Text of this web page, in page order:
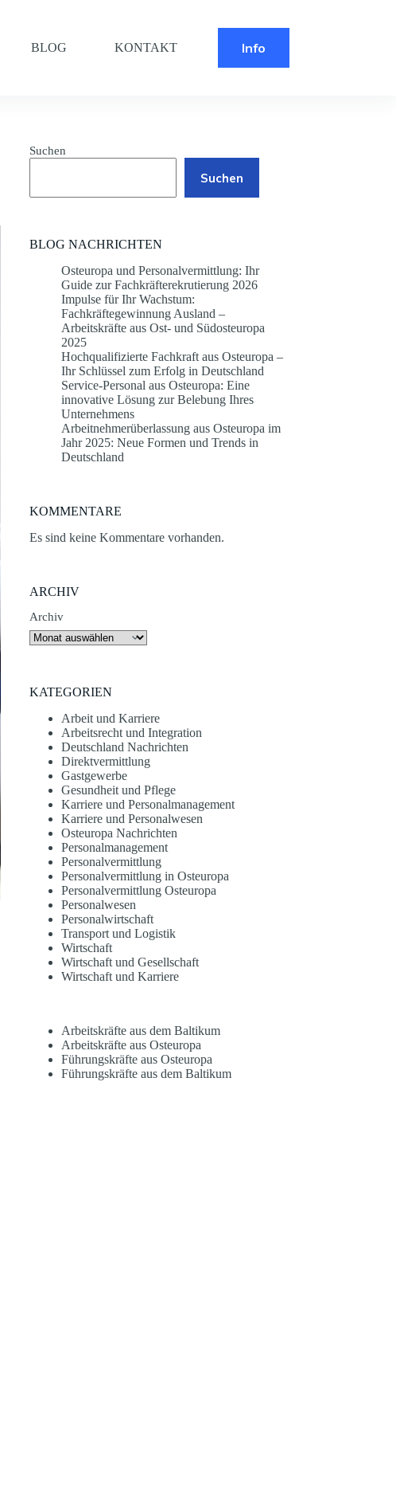
BLOG KONTAKT Info
Suchen
Suchen
BLOG NACHRICHTEN
Osteuropa und Personalvermittlung: Ihr
Guide zur Fachkräfterekrutierung 2026
Impulse für Ihr Wachstum:
Fachkräftegewinnung Ausland –
Arbeitskräfte aus Ost- und Südosteuropa
2025
Hochqualifizierte Fachkraft aus Osteuropa –
Ihr Schlüssel zum Erfolg in Deutschland
Service-Personal aus Osteuropa: Eine
innovative Lösung zur Belebung Ihres
Unternehmens
Arbeitnehmerüberlassung aus Osteuropa im
Jahr 2025: Neue Formen und Trends in
Deutschland
KOMMENTARE
Es sind keine Kommentare vorhanden.
ARCHIV
Archiv
KATEGORIEN
Arbeit und Karriere
Arbeitsrecht und Integration
Deutschland Nachrichten
Direktvermittlung
Gastgewerbe
Gesundheit und Pflege
Karriere und Personalmanagement
Karriere und Personalwesen
Osteuropa Nachrichten
Personalmanagement
Personalvermittlung
Personalvermittlung in Osteuropa
Personalvermittlung Osteuropa
Personalwesen
Personalwirtschaft
Transport und Logistik
Wirtschaft
Wirtschaft und Gesellschaft
Wirtschaft und Karriere
Arbeitskräfte aus dem Baltikum
Arbeitskräfte aus Osteuropa
Führungskräfte aus Osteuropa
Führungskräfte aus dem Baltikum